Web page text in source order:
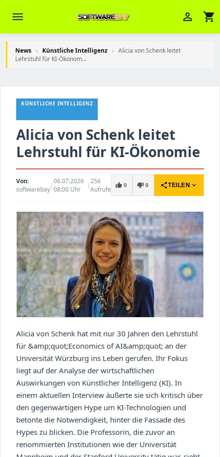
menu person_outline shopping_cart
News › Künstliche Intelligenz › Alicia von Schenk leitet
Lehrstuhl für KI-Ökonom...
KÜNSTLICHE INTELLIGENZ
Alicia von Schenk leitet
Lehrstuhl für KI-Ökonomie
Von:
softwarebay|06.07.2026
08:00 Uhr
|256
Aufrufe
thumb_up 0 thumb_down 0 shareTEILEN expand_more
Alicia von Schenk hat mit nur 30 Jahren den Lehrstuhl
für &amp;quot;Economics of AI&amp;quot; an der
Universität Würzburg ins Leben gerufen. Ihr Fokus
liegt auf der Analyse der wirtschaftlichen
Auswirkungen von Künstlicher Intelligenz (KI). In
einem aktuellen Interview äußerte sie sich kritisch über
den gegenwärtigen Hype um KI-Technologien und
betonte die Notwendigkeit, hinter die Fassade des
Hypes zu blicken. Die Professorin, die zuvor an
renommierten Institutionen wie der Universität
z. B. Ihre Bestellnummer (z.B.
S24DXG9F8JK2) nennen.